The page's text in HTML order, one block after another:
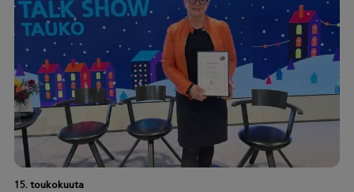
15. toukokuuta